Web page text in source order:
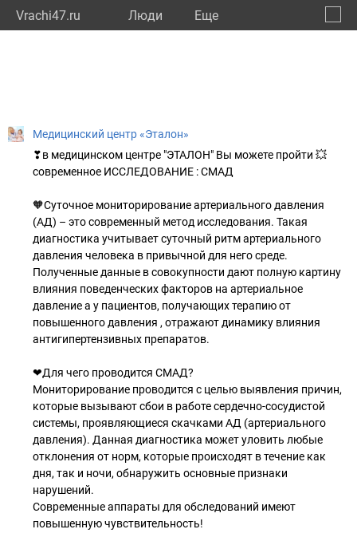
Vrachi47.ru Люди Eще
Медицинский центр «Эталон»
❣в медицинском центре "ЭТАЛОН" Вы можете пройти 💥
современное ИССЛЕДОВАНИЕ : СМАД
🧡Суточное мониторирование артериального давления
(АД) – это современный метод исследования. Такая
диагностика учитывает суточный ритм артериального
давления человека в привычной для него среде.
Полученные данные в совокупности дают полную картину
влияния поведенческих факторов на артериальное
давление а у пациентов, получающих терапию от
повышенного давления , отражают динамику влияния
антигипертензивных препаратов.
❤Для чего проводится СМАД?
Мониторирование проводится с целью выявления причин,
которые вызывают сбои в работе сердечно-сосудистой
системы, проявляющиеся скачками АД (артериального
давления). Данная диагностика может уловить любые
отклонения от норм, которые происходят в течение как
дня, так и ночи, обнаружить основные признаки
нарушений.
Современные аппараты для обследований имеют
повышенную чувствительность!